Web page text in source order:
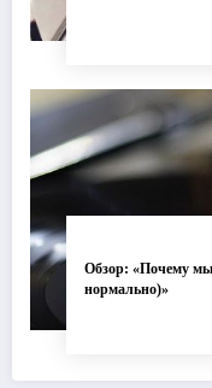
Обзор: «Почему мы
нормально)»